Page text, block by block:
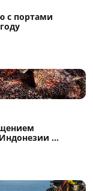
с портами
...